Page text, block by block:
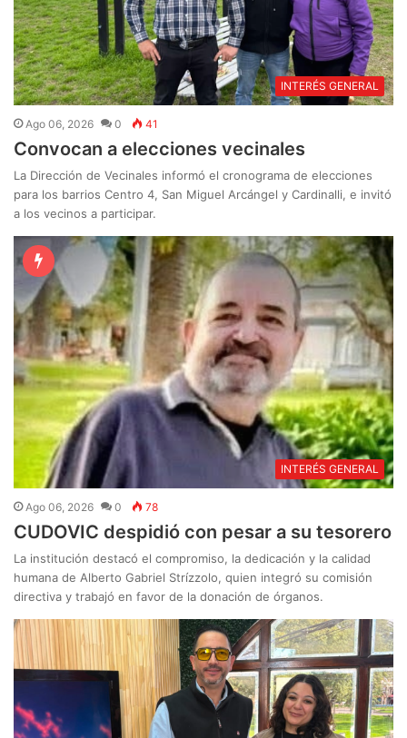
INTERÉS GENERAL
Ago 06, 2026 0 41
Convocan a elecciones vecinales
La Dirección de Vecinales informó el cronograma de elecciones
para los barrios Centro 4, San Miguel Arcángel y Cardinalli, e invitó
a los vecinos a participar.
INTERÉS GENERAL
Ago 06, 2026 0 78
CUDOVIC despidió con pesar a su tesorero
La institución destacó el compromiso, la dedicación y la calidad
humana de Alberto Gabriel Strízzolo, quien integró su comisión
directiva y trabajó en favor de la donación de órganos.